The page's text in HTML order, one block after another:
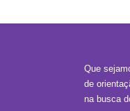
Que
de
na busca